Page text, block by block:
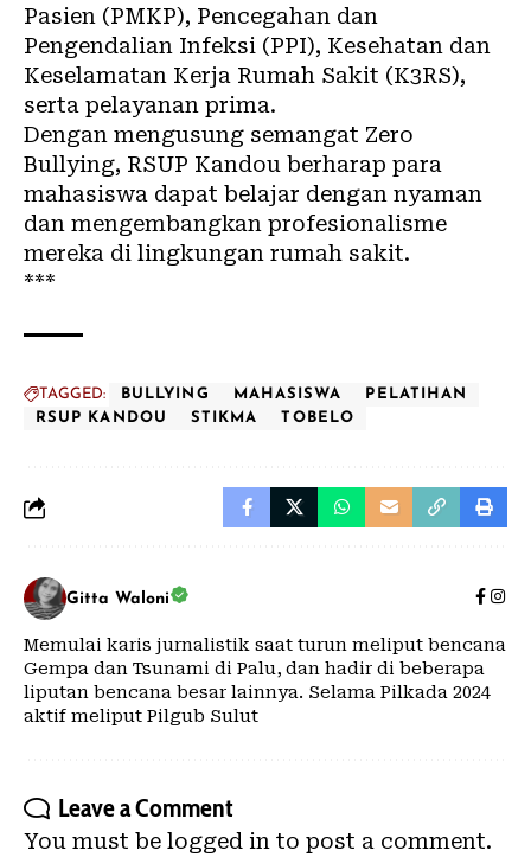
Pasien (PMKP), Pencegahan dan
Pengendalian Infeksi (PPI), Kesehatan dan
Keselamatan Kerja Rumah Sakit (K3RS),
serta pelayanan prima.
Dengan mengusung semangat Zero
Bullying, RSUP Kandou berharap para
mahasiswa dapat belajar dengan nyaman
dan mengembangkan profesionalisme
mereka di lingkungan rumah sakit.
***
TAGGED: BULLYING MAHASISWA
PELATIHAN
RSUP KANDOU
STIKMA TOBELO
Gitta Waloni
Memulai karis jurnalistik saat turun meliput bencana
Gempa dan Tsunami di Palu, dan hadir di beberapa
liputan bencana besar lainnya. Selama Pilkada 2024
aktif meliput Pilgub Sulut
Leave a Comment
You must be logged in to post a comment.